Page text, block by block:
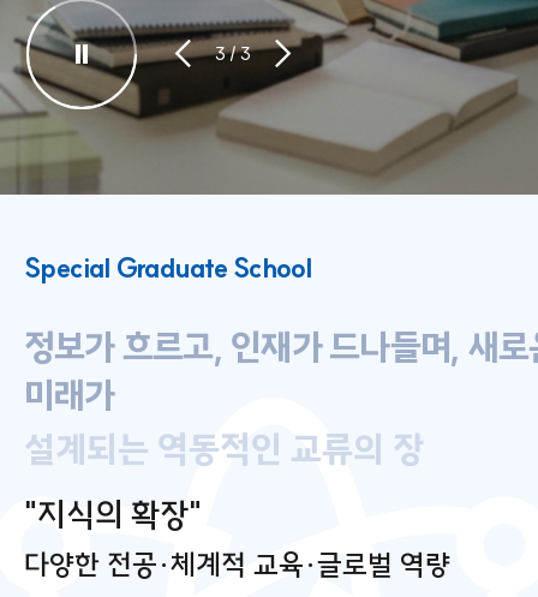
3/3
Special Graduate School
정보가 흐르고, 인재가 드나들며, 새로
미래가
설계되는 역동적인 교류의 장
"지식의 확장"
다양한 전공·체계적 교육·글로벌 역량